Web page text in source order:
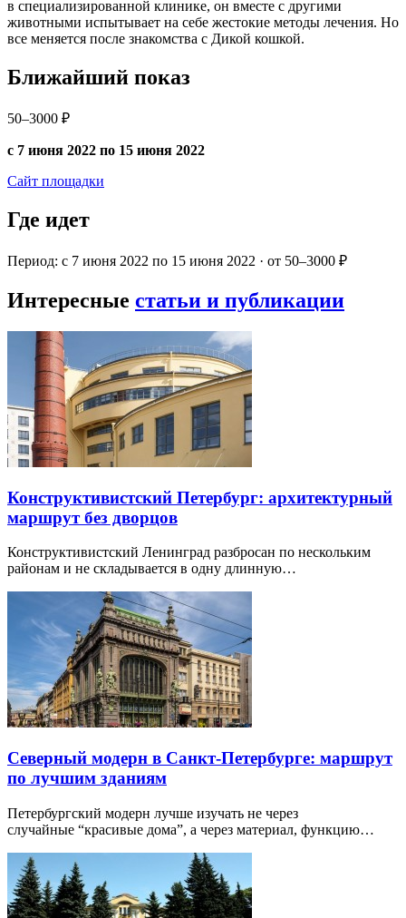
в специализированной клинике, он вместе с другими
животными испытывает на себе жестокие методы лечения. Но
все меняется после знакомства с Дикой кошкой.
Ближайший показ
50–3000 ₽
с 7 июня 2022 по 15 июня 2022
Сайт площадки
Где идет
Период: с 7 июня 2022 по 15 июня 2022 · от 50–3000 ₽
Интересные статьи и публикации
Конструктивистский Петербург: архитектурный
маршрут без дворцов
Конструктивистский Ленинград разбросан по нескольким
районам и не складывается в одну длинную…
Северный модерн в Санкт-Петербурге: маршрут
по лучшим зданиям
Петербургский модерн лучше изучать не через
случайные “красивые дома”, а через материал, функцию…